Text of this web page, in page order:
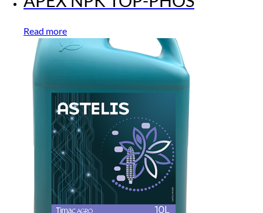
Read more